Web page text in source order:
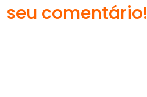
seu comentário!